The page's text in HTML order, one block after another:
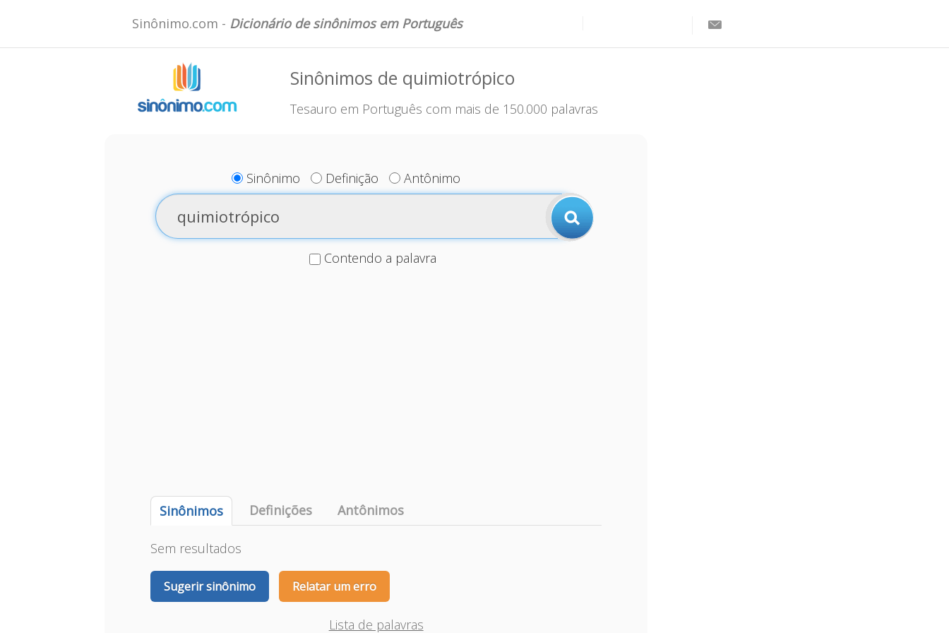
Sinônimo.com - Dicionário de sinônimos em Português
Sinônimos de quimiotrópico
Tesauro em Português com mais de 150.000 palavras
Sinônimo Definição Antônimo
Contendo a palavra
Sinônimos Definições Antônimos
Sem resultados
Sugerir sinônimo Relatar um erro
Lista de palavras